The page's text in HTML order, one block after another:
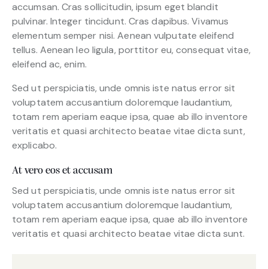
accumsan. Cras sollicitudin, ipsum eget blandit
pulvinar. Integer tincidunt. Cras dapibus. Vivamus
elementum semper nisi. Aenean vulputate eleifend
tellus. Aenean leo ligula, porttitor eu, consequat vitae,
eleifend ac, enim.
Sed ut perspiciatis, unde omnis iste natus error sit
voluptatem accusantium doloremque laudantium,
totam rem aperiam eaque ipsa, quae ab illo inventore
veritatis et quasi architecto beatae vitae dicta sunt,
explicabo.
At vero eos et accusam
Sed ut perspiciatis, unde omnis iste natus error sit
voluptatem accusantium doloremque laudantium,
totam rem aperiam eaque ipsa, quae ab illo inventore
veritatis et quasi architecto beatae vitae dicta sunt.